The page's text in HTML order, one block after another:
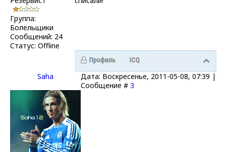
Группа:
Болельщики
Сообщений: 24
Статус: Offline
Saha
Дата: Воскресенье, 2011-05-08, 07:39 |
Сообщение # 3